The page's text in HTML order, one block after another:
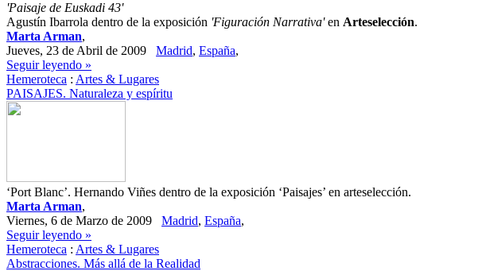
'Paisaje de Euskadi 43'
Agustín Ibarrola dentro de la exposición 'Figuración Narrativa'en Arteselección.
Marta Arman,
Jueves, 23 de Abril de 2009 Madrid, España,
Seguir leyendo »
Hemeroteca : Artes & Lugares
PAISAJES. Naturaleza y espíritu
‘Port Blanc’. Hernando Viñes dentro de la exposición ‘Paisajes’ en arteselección.
Marta Arman,
Viernes, 6 de Marzo de 2009 Madrid, España,
Seguir leyendo »
Hemeroteca : Artes & Lugares
Abstracciones. Más allá de la Realidad